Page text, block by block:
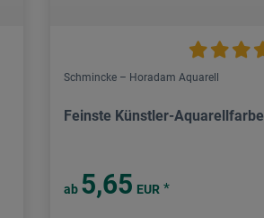
Schmincke – Horadam Aquarell
Feinste Künstler-Aquarellfarbe
ab 5,65 EUR *